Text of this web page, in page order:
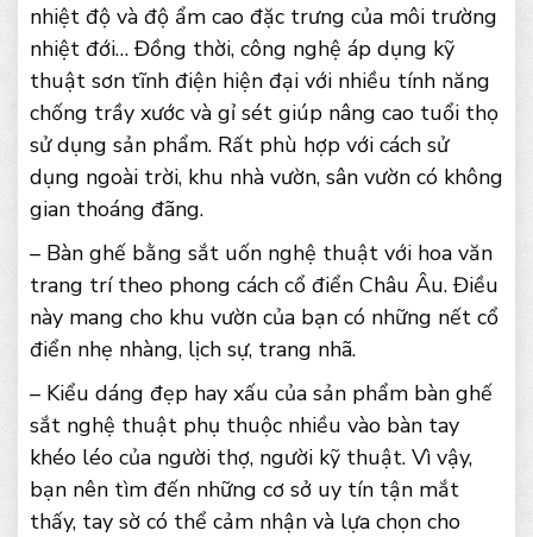
nhiệt độ và độ ẩm cao đặc trưng của môi trường
nhiệt đới… Đồng thời, công nghệ áp dụng kỹ
thuật sơn tĩnh điện hiện đại với nhiều tính năng
chống trầy xước và gỉ sét giúp nâng cao tuổi thọ
sử dụng sản phẩm. Rất phù hợp với cách sử
dụng ngoài trời, khu nhà vườn, sân vườn có không
gian thoáng đãng.
– Bàn ghế bằng sắt uốn nghệ thuật với hoa văn
trang trí theo phong cách cổ điển Châu Âu. Điều
này mang cho khu vườn của bạn có những nết cổ
điển nhẹ nhàng, lịch sự, trang nhã.
– Kiểu dáng đẹp hay xấu của sản phẩm bàn ghế
sắt nghệ thuật phụ thuộc nhiều vào bàn tay
khéo léo của người thợ, người kỹ thuật. Vì vậy,
bạn nên tìm đến những cơ sở uy tín tận mắt
thấy, tay sờ có thể cảm nhận và lựa chọn cho